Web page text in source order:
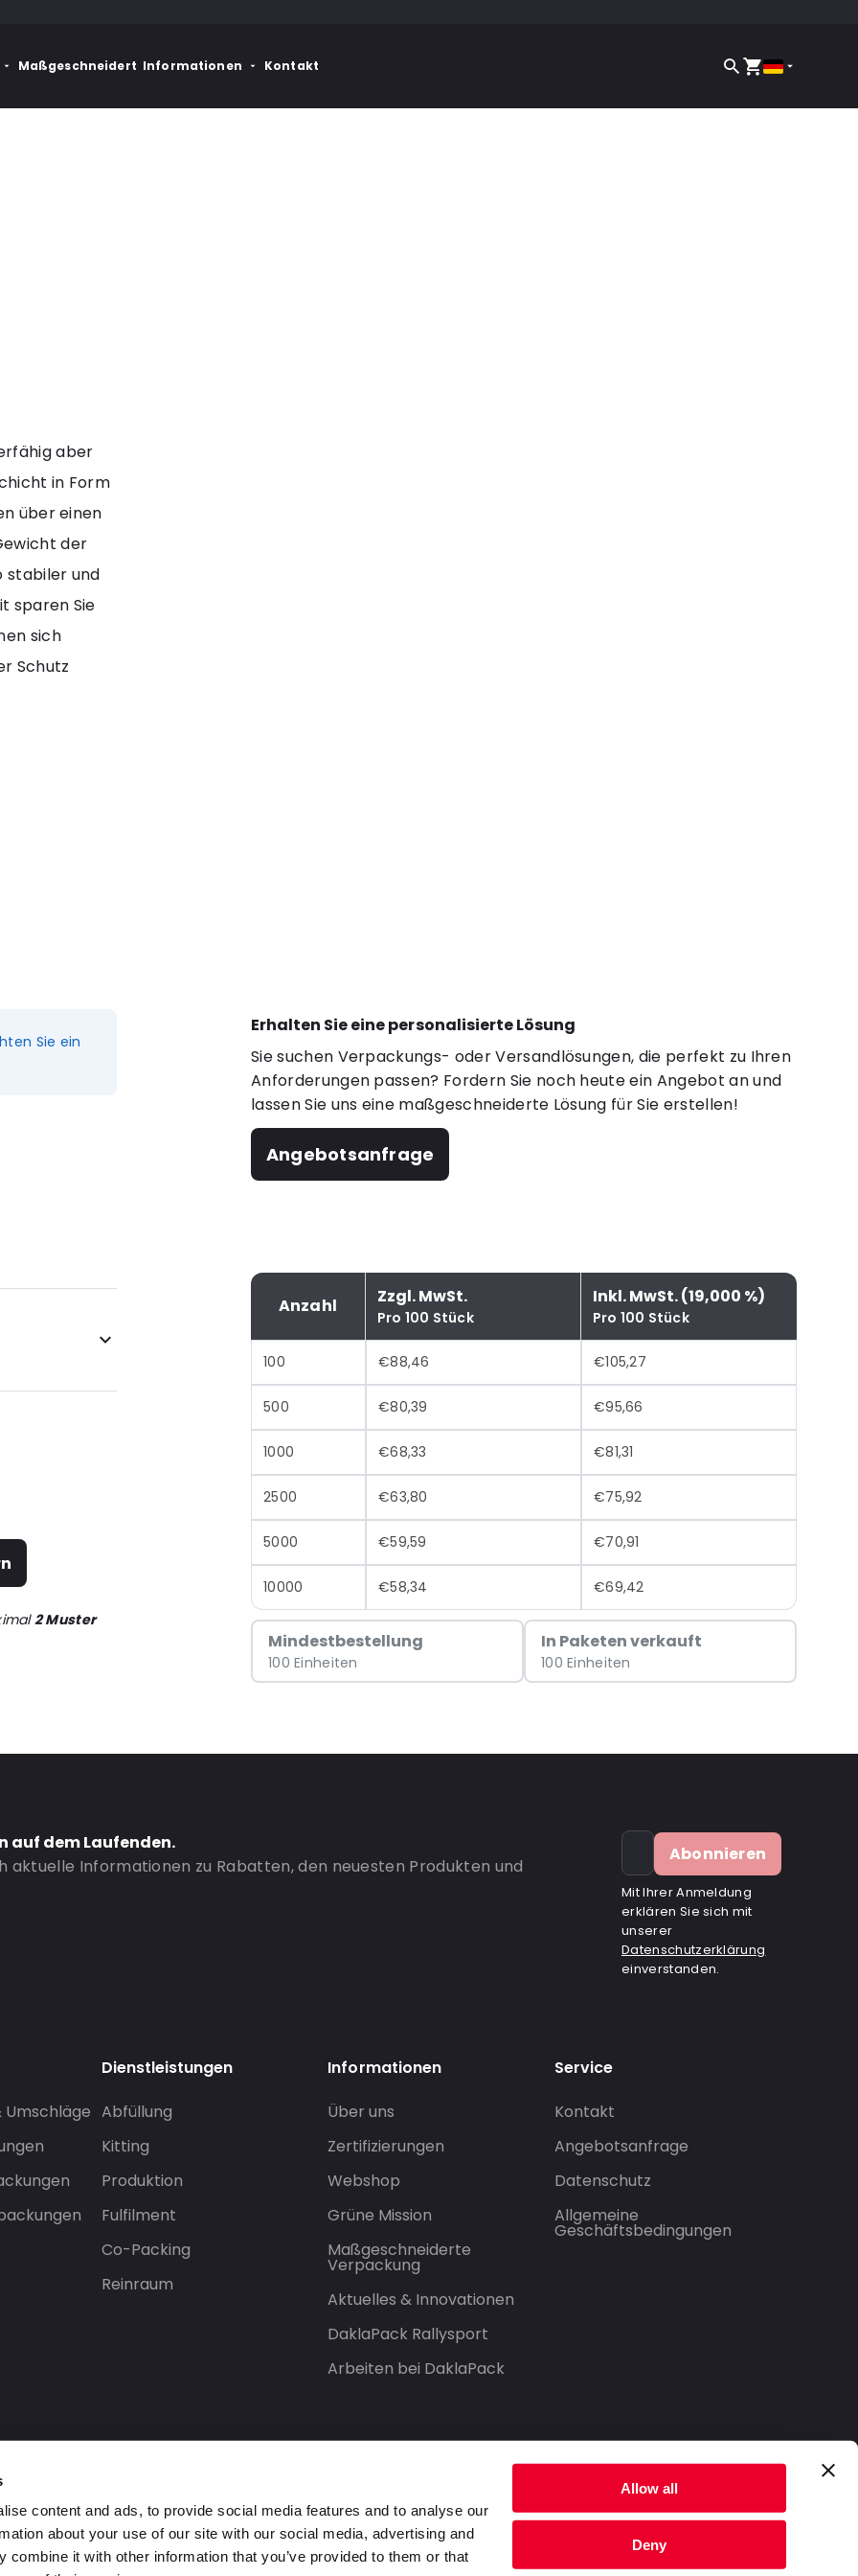
content and ads, to provide social media features and to analyse our
about your use of our site with our social media, advertising and
combine it with other information that you’ve provided to them or that
Allow all
Deny
Maßgeschneidert Informationen Kontakt
Erhalten Sie eine personalisierte Lösung
Sie suchen Verpackungs- oder Versandlösungen, die perfekt zu Ihren
Anforderungen passen? Fordern Sie noch heute ein Angebot an und
lassen Sie uns eine maßgeschneiderte Lösung für Sie erstellen!
Angebotsanfrage
Anzahl Zzgl. MwSt.
Pro 100 Stück
Inkl. MwSt. (19,000 %)
Pro 100 Stück
100 €88,46 €105,27
500 €80,39 €95,66
1000 €68,33 €81,31
2500 €63,80 €75,92
5000 €59,59 €70,91
10000 €58,34 €69,42
Mindestbestellung
100 Einheiten
In Paketen verkauft
100 Einheiten
aber
in Form
über einen
der
stabiler und
sparen Sie
sich
Schutz
Sie ein
2 Muster
auf dem Laufenden.
aktuelle Informationen zu Rabatten, den neuesten Produkten und
Abonnieren
Mit Ihrer Anmeldung
erklären Sie sich mit
unserer
Datenschutzerklärung
einverstanden.
Dienstleistungen
Abfüllung
Kitting
Produktion
Fulfilment
Co-Packing
Reinraum
Informationen
Über uns
Zertifizierungen
Webshop
Grüne Mission
Maßgeschneiderte
Verpackung
Aktuelles & Innovationen
DaklaPack Rallysport
Arbeiten bei DaklaPack
Service
Kontakt
Angebotsanfrage
Datenschutz
Allgemeine
Geschäftsbedingungen